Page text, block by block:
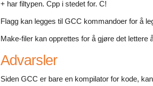
+ har filtypen. Cpp i stedet for. C!
Flagg kan legges til GCC kommandoer for å
Make-filer kan opprettes for å gjøre det lettere
Advarsler
Siden GCC er bare en kompilator for kode,